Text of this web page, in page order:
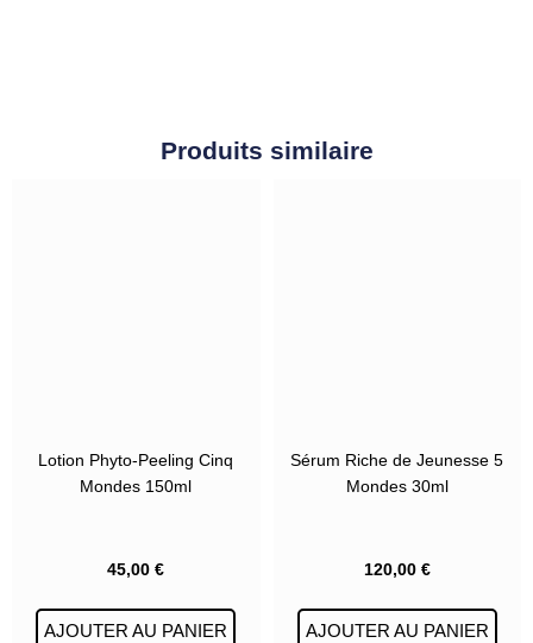
Produits similaire
Lotion Phyto-Peeling Cinq
Mondes 150ml
45,00€
AJOUTER AU PANIER
Sérum Riche de Jeunesse 5
Mondes 30ml
120,00 €
AJOUTER AU PANIER